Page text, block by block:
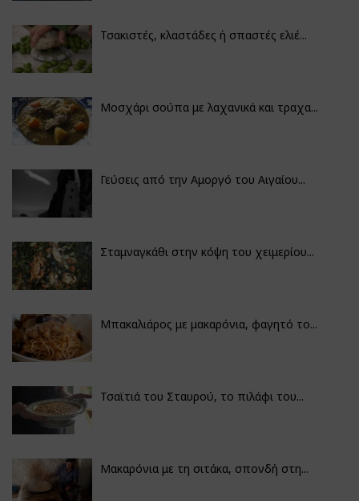
Τσακιστές, κλαστάδες ή σπαστές ελιέ...
Μοσχάρι σούπα με λαχανικά και τραχα...
Γεύσεις από την Αμοργό του Αιγαίου...
Σταμναγκάθι στην κόψη του χειμερίου...
Μπακαλιάρος με μακαρόνια, φαγητό το...
Τσαϊτιά του Σταυρού, το πιλάφι του...
Μακαρόνια με τη σιτάκα, σπονδή στη...